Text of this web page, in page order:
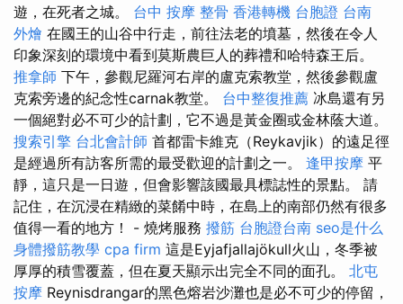
遊，在死者之城。 台中 按摩 整骨 香港轉機 台胞證 台南
外燴 在國王的山谷中行走，前往法老的墳墓，然後在令人
印象深刻的環境中看到莫斯農巨人的葬禮和哈特森王后。
推拿師 下午，參觀尼羅河右岸的盧克索教堂，然後參觀盧
克索旁邊的紀念性carnak教堂。 台中整復推薦 冰島還有另
一個絕對必不可少的計劃，它不過是黃金圈或金林蔭大道。
搜索引擎 台北會計師 首都雷卡維克（Reykavjik）的遠足徑
是經過所有訪客所需的最受歡迎的計劃之一。 逢甲按摩 平
靜，這只是一日遊，但會影響該國最具標誌性的景點。 請
記住，在沉浸在精緻的菜餚中時，在島上的南部仍然有很多
值得一看的地方！ - 燒烤服務 撥筋 台胞證台南 seo是什么
身體撥筋教學 cpa firm 這是Eyjafjallajökull火山，冬季被
厚厚的積雪覆蓋，但在夏天顯示出完全不同的面孔。 北屯
按摩 Reynisdrangar的黑色熔岩沙灘也是必不可少的停留，